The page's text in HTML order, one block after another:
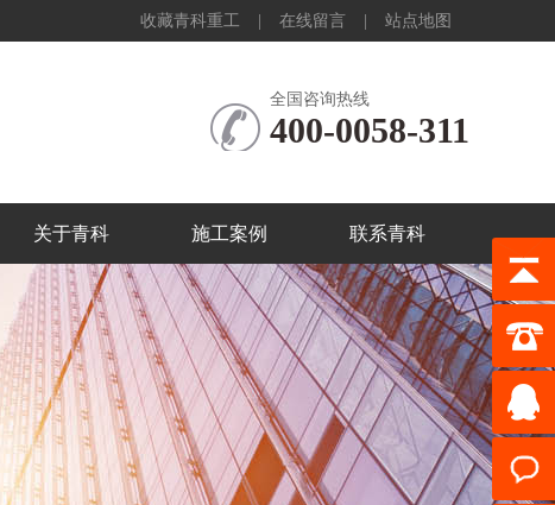
收藏青科重工 在线留言 站点地图
全国咨询热线
400-0058-311
关于青科 施工案例 联系青科